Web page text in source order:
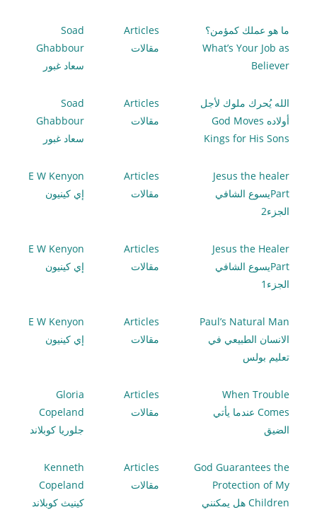
ما هو عملك كمؤمن؟
What’s Your Job as
Believer
Articles
مقالات
Soad
Ghabbour
سعاد غبور
الله يُحرك ملوك لأجل
أولاده God Moves
Kings for His Sons
Articles
مقالات
Soad
Ghabbour
سعاد غبور
Jesus the healer
Partيسوع الشافي
الجزء2
Articles
مقالات
E W Kenyon
إي كينيون
Jesus the Healer
Partيسوع الشافي
الجزء1
Articles
مقالات
E W Kenyon
إي كينيون
Paul’s Natural Man
الانسان الطبيعي في
تعليم بولس
Articles
مقالات
E W Kenyon
إي كينيون
When Trouble
Comes عندما يأتي
الضيق
Articles
مقالات
Gloria
Copeland
جلوريا كوبلاند
God Guarantees the
Protection of My
Children هل يمكنني
Articles
مقالات
Kenneth
Copeland
كينيث كوبلاند